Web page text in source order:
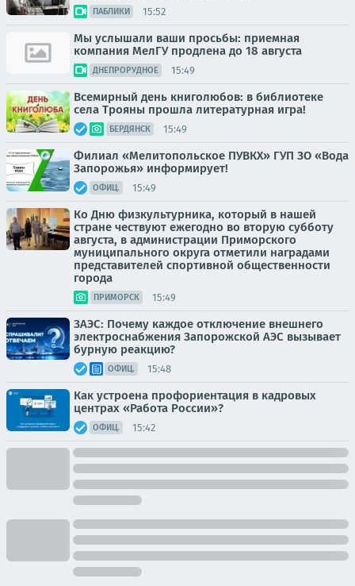
ПАБЛИКИ 15:52
Мы услышали ваши просьбы: приемная
компания МелГУ продлена до 18 августа
ДНЕПРОРУДНОЕ 15:49
Всемирный день книголюбов: в библиотеке
села Трояны прошла литературная игра!
БЕРДЯНСК 15:49
Филиал «Мелитопольское ПУВКХ» ГУП ЗО «Вода
Запорожья» информирует!
ОФИЦ. 15:49
Ко Дню физкультурника, который в нашей
стране чествуют ежегодно во вторую субботу
августа, в администрации Приморского
муниципального округа отметили наградами
представителей спортивной общественности
города
ПРИМОРСК 15:49
ЗАЭС: Почему каждое отключение внешнего
электроснабжения Запорожской АЭС вызывает
бурную реакцию?
ОФИЦ. 15:48
Как устроена профориентация в кадровых
центрах «Работа России»?
ОФИЦ. 15:42